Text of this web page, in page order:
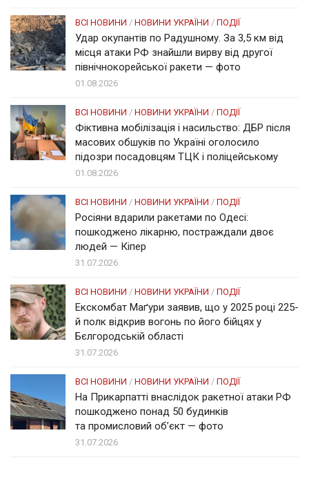
ВСІ НОВИНИ / НОВИНИ УКРАЇНИ / ПОДІЇ
Удар окупантів по Радушному. За 3,5 км від
місця атаки РФ знайшли вирву від другої
північнокорейської ракети — фото
01.08.2026
ВСІ НОВИНИ / НОВИНИ УКРАЇНИ / ПОДІЇ
Фіктивна мобілізація і насильство: ДБР після
масових обшуків по Україні оголосило
підозри посадовцям ТЦК і поліцейському
01.08.2026
ВСІ НОВИНИ / НОВИНИ УКРАЇНИ / ПОДІЇ
Росіяни вдарили ракетами по Одесі:
пошкоджено лікарню, постраждали двоє
людей — Кіпер
31.07.2026
ВСІ НОВИНИ / НОВИНИ УКРАЇНИ / ПОДІЇ
Екскомбат Маґури заявив, що у 2025 році 225-
й полк відкрив вогонь по його бійцях у
Бєлгородській області
31.07.2026
ВСІ НОВИНИ / НОВИНИ УКРАЇНИ / ПОДІЇ
На Прикарпатті внаслідок ракетної атаки РФ
пошкоджено понад 50 будинків
та промисловий об’єкт — фото
31.07.2026